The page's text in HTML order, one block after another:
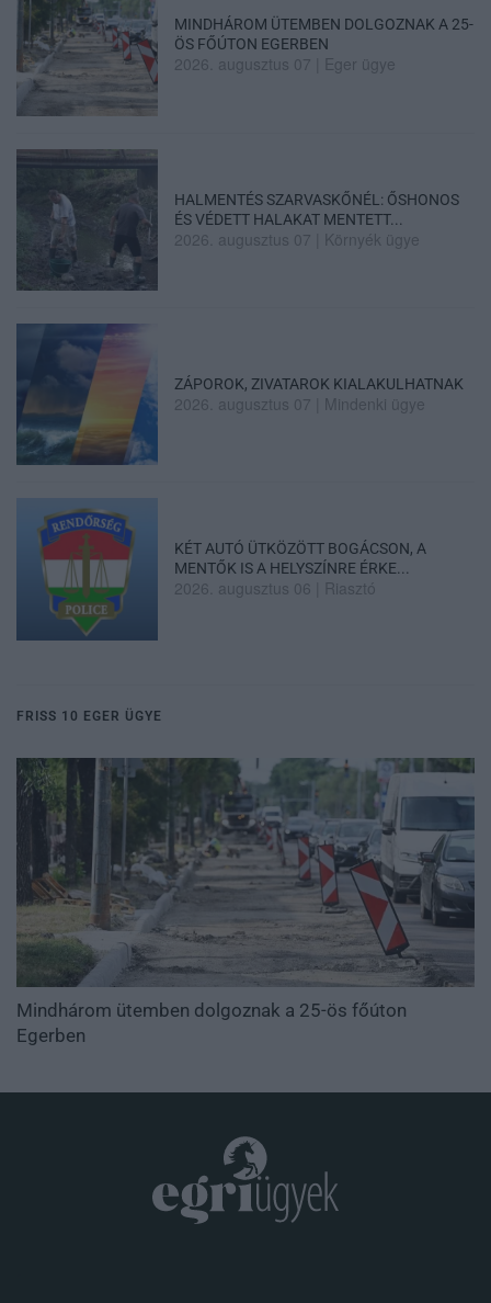
MINDHÁROM ÜTEMBEN DOLGOZNAK A 25-
ÖS FŐÚTON EGERBEN
2026. augusztus 07 Eger ügye
HALMENTÉS SZARVASKŐNÉL: ŐSHONOS
ÉS VÉDETT HALAKAT MENTETT...
2026. augusztus 07 Környék ügye
ZÁPOROK, ZIVATAROK KIALAKULHATNAK
2026. augusztus 07 Mindenki ügye
KÉT AUTÓ ÜTKÖZÖTT BOGÁCSON, A
MENTŐK IS A HELYSZÍNRE ÉRKE...
2026. augusztus 06 Riasztó
FRISS 10 EGER ÜGYE
Mindhárom ütemben dolgoznak a 25-ös főúton
Egerben